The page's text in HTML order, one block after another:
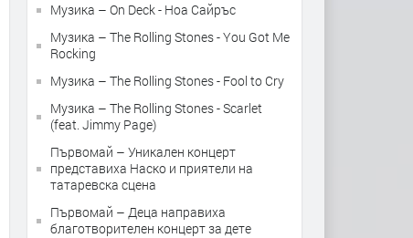
Музика – On Deck - Ноа Сайръс
Музика – The Rolling Stones - You Got Me
Rocking
Музика – The Rolling Stones - Fool to Cry
Музика – The Rolling Stones - Scarlet
(feat. Jimmy Page)
Първомай – Уникален концерт
представиха Наско и приятели на
татаревска сцена
Първомай – Деца направиха
благотворителен концерт за дете